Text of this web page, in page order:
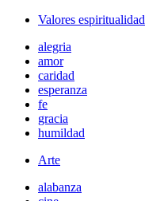
Valores espiritualidad
alegria
amor
caridad
esperanza
fe
gracia
humildad
Arte
alabanza